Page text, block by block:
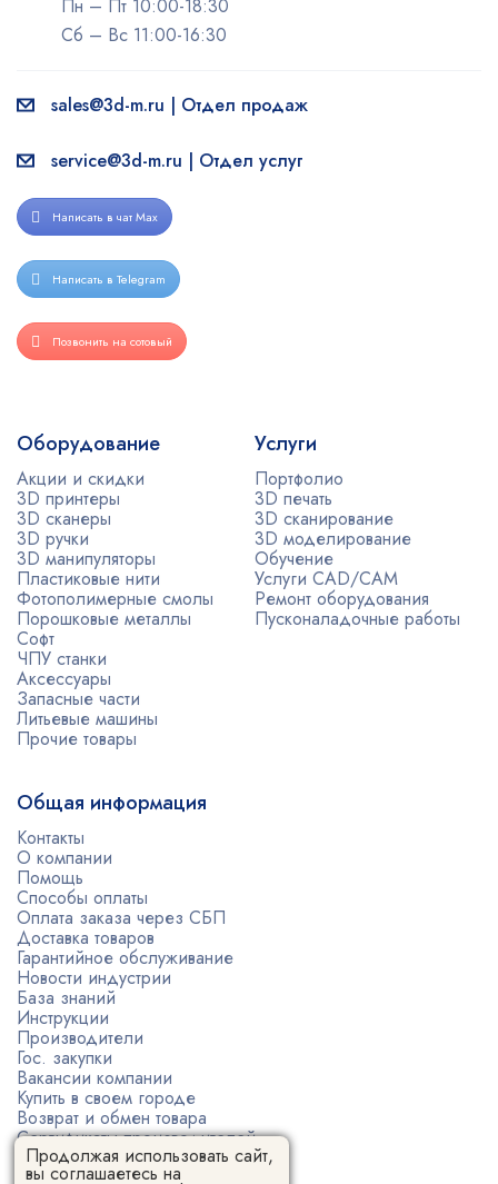
Пн – Пт 10:00-18:30
Сб – Вс 11:00-16:30
sales@3d-m.ru | Отдел продаж
service@3d-m.ru | Отдел услуг
Написать в чат Max
Написать в Telegram
Позвонить на сотовый
Оборудование
Акции и скидки
3D принтеры
3D сканеры
3D ручки
3D манипуляторы
Пластиковые нити
Фотополимерные смолы
Порошковые металлы
Софт
ЧПУ станки
Аксессуары
Запасные части
Литьевые машины
Прочие товары
Услуги
Портфолио
3D печать
3D сканирование
3D моделирование
Обучение
Услуги CAD/CAM
Ремонт оборудования
Пусконаладочные работы
Общая информация
Контакты
О компании
Помощь
Способы оплаты
Оплата заказа через СБП
Доставка товаров
Гарантийное обслуживание
Новости индустрии
База знаний
Инструкции
Производители
Гос. закупки
Вакансии компании
Купить в своем городе
Возврат и обмен товара
Сертификаты производителей
Политика конфиденциальности
Пользовательское соглашение
Продолжая использовать сайт,
вы соглашаетесь на